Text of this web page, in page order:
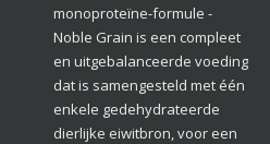
monoproteïne-formule -
Noble Grain is een compleet
en uitgebalanceerde voeding
dat is samengesteld met één
enkele gedehydrateerde
dierlijke eiwitbron, voor een